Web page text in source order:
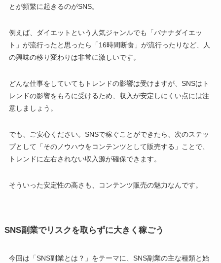
とが頻繁に起きるのがSNS。
例えば、ダイエットという人気ジャンルでも「バナナダイエッ
ト」が流行ったと思ったら「16時間断食」が流行ったりなど、人
の興味の移り変わりは非常に激しいです。
どんな仕事をしていてもトレンドの影響は受けますが、SNSはト
レンドの影響をもろに受けるため、収入が安定しにくい点には注
意しましょう。
でも、ご安心ください。SNSで稼ぐことができたら、次のステッ
プとして「そのノウハウをコンテンツとして販売する」ことで、
トレンドに左右されない収入源が確保できます。
そういった安定性の高さも、コンテンツ販売の魅力なんです。
SNS副業でリスクを取らずに大きく稼ごう
今回は「SNS副業とは？」をテーマに、SNS副業の主な種類と始